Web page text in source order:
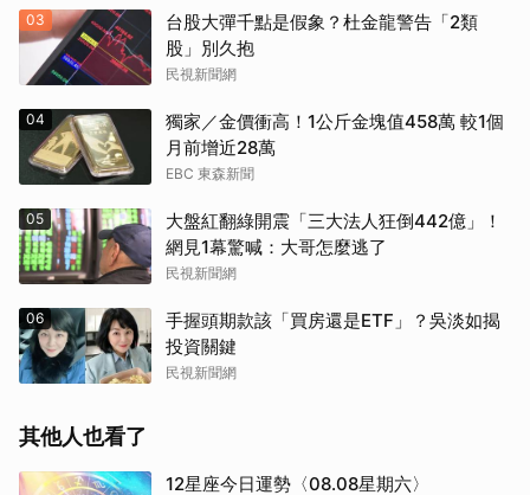
03
台股大彈千點是假象？杜金龍警告「2類
股」別久抱
民視新聞網
04
獨家／金價衝高！1公斤金塊值458萬 較1個
月前增近28萬
EBC 東森新聞
05
大盤紅翻綠開震「三大法人狂倒442億」！
網見1幕驚喊：大哥怎麼逃了
民視新聞網
06
手握頭期款該「買房還是ETF」？吳淡如揭
投資關鍵
民視新聞網
其他人也看了
12星座今日運勢〈08.08星期六〉